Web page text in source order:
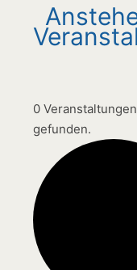
0 Veranstaltungen
gefunden.